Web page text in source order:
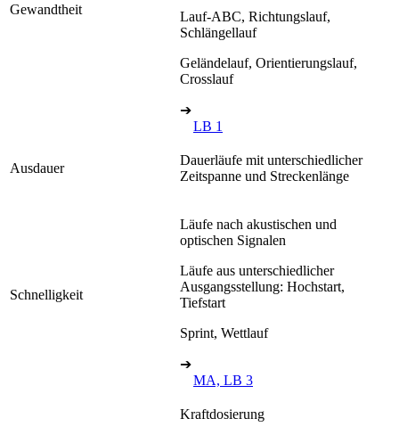
Gewandtheit
Lauf-ABC, Richtungslauf,
Schlängellauf
Geländelauf, Orientierungslauf,
Crosslauf
➔
LB 1
Ausdauer
Dauerläufe mit unterschiedlicher
Zeitspanne und Streckenlänge
Schnelligkeit
Läufe nach akustischen und
optischen Signalen
Läufe aus unterschiedlicher
Ausgangsstellung: Hochstart,
Tiefstart
Sprint, Wettlauf
➔
MA, LB 3
Kraftdosierung